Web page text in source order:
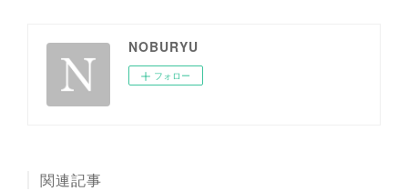
NOBURYU
フォロー
関連記事